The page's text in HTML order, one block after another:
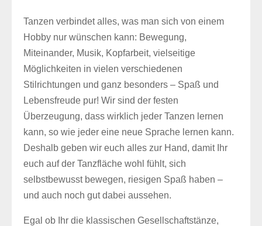
Tanzen verbindet alles, was man sich von einem
Hobby nur wünschen kann: Bewegung,
Miteinander, Musik, Kopfarbeit, vielseitige
Möglichkeiten in vielen verschiedenen
Stilrichtungen und ganz besonders – Spaß und
Lebensfreude pur! Wir sind der festen
Überzeugung, dass wirklich jeder Tanzen lernen
kann, so wie jeder eine neue Sprache lernen kann.
Deshalb geben wir euch alles zur Hand, damit Ihr
euch auf der Tanzfläche wohl fühlt, sich
selbstbewusst bewegen, riesigen Spaß haben –
und auch noch gut dabei aussehen.
Egal ob Ihr die klassischen Gesellschaftstänze,